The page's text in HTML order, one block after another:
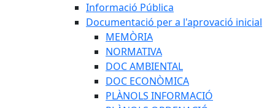
Informació Pública
Documentació per a l'aprovació inicial
MEMÒRIA
NORMATIVA
DOC AMBIENTAL
DOC ECONÒMICA
PLÀNOLS INFORMACIÓ